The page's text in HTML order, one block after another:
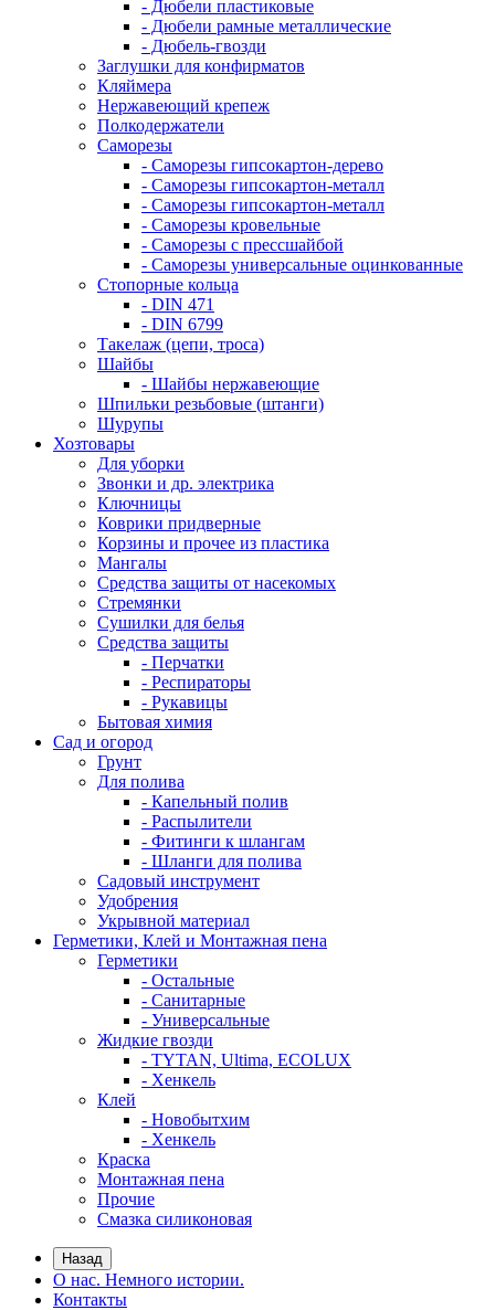
- Дюбели пластиковые
- Дюбели рамные металлические
- Дюбель-гвозди
Заглушки для конфирматов
Кляймера
Нержавеющий крепеж
Полкодержатели
Саморезы
- Саморезы гипсокартон-дерево
- Саморезы гипсокартон-металл
- Саморезы гипсокартон-металл
- Саморезы кровельные
- Саморезы с прессшайбой
- Саморезы универсальные оцинкованные
Стопорные кольца
- DIN 471
- DIN 6799
Такелаж (цепи, троса)
Шайбы
- Шайбы нержавеющие
Шпильки резьбовые (штанги)
Шурупы
Хозтовары
Для уборки
Звонки и др. электрика
Ключницы
Коврики придверные
Корзины и прочее из пластика
Мангалы
Средства защиты от насекомых
Стремянки
Сушилки для белья
Средства защиты
- Перчатки
- Респираторы
- Рукавицы
Бытовая химия
Сад и огород
Грунт
Для полива
- Капельный полив
- Распылители
- Фитинги к шлангам
- Шланги для полива
Садовый инструмент
Удобрения
Укрывной материал
Герметики, Клей и Монтажная пена
Герметики
- Остальные
- Санитарные
- Универсальные
Жидкие гвозди
- TYTAN, Ultima, ECOLUX
- Хенкель
Клей
- Новобытхим
- Хенкель
Краска
Монтажная пена
Прочие
Смазка силиконовая
Назад
О нас. Немного истории.
Контакты